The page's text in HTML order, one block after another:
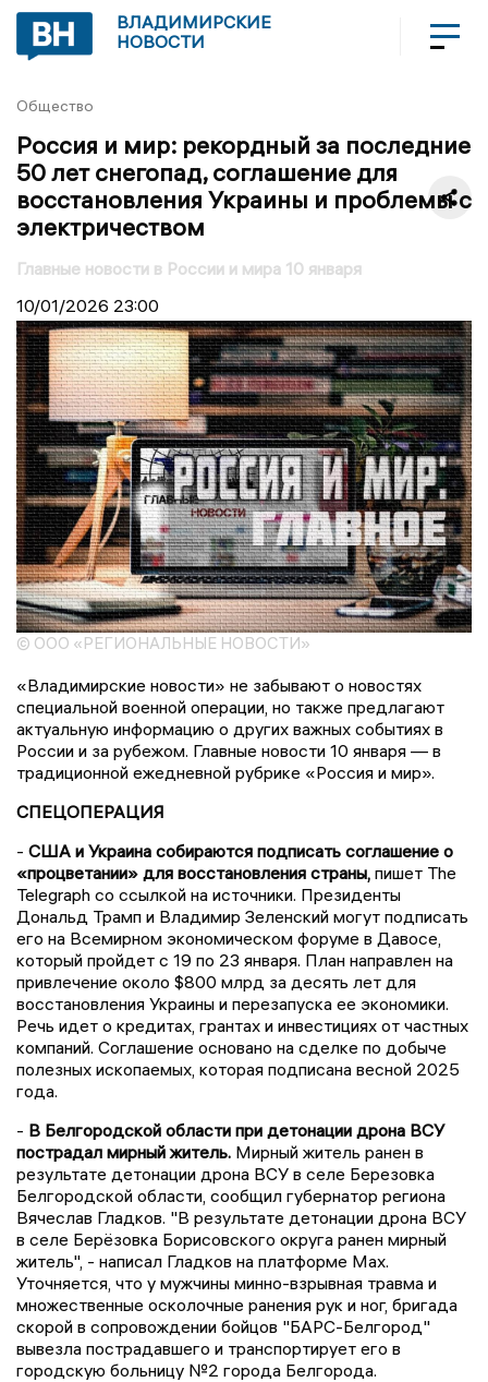
ВЛАДИМИРСКИЕ
НОВОСТИ
Общество
Россия и мир: рекордный за последние
50 лет снегопад, соглашение для
восстановления Украины и проблемы с
электричеством
Главные новости в России и мира 10 января
10/01/2026 23:00
© ООО «РЕГИОНАЛЬНЫЕ НОВОСТИ»
«Владимирские новости» не забывают о новостях
специальной военной операции, но также предлагают
актуальную информацию о других важных событиях в
России и за рубежом. Главные новости 10 января — в
традиционной ежедневной рубрике «Россия и мир».
СПЕЦОПЕРАЦИЯ
- США и Украина собираются подписать соглашение о
«процветании» для восстановления страны, пишет The
Telegraph со ссылкой на источники. Президенты
Дональд Трамп и Владимир Зеленский могут подписать
его на Всемирном экономическом форуме в Давосе,
который пройдет с 19 по 23 января. План направлен на
привлечение около $800 млрд за десять лет для
восстановления Украины и перезапуска ее экономики.
Речь идет о кредитах, грантах и инвестициях от частных
компаний. Соглашение основано на сделке по добыче
полезных ископаемых, которая подписана весной 2025
года.
- В Белгородской области при детонации дрона ВСУ
пострадал мирный житель. Мирный житель ранен в
результате детонации дрона ВСУ в селе Березовка
Белгородской области, сообщил губернатор региона
Вячеслав Гладков. "В результате детонации дрона ВСУ
в селе Берёзовка Борисовского округа ранен мирный
житель", - написал Гладков на платформе Max.
Уточняется, что у мужчины минно-взрывная травма и
множественные осколочные ранения рук и ног, бригада
скорой в сопровождении бойцов "БАРС-Белгород"
вывезла пострадавшего и транспортирует его в
городскую больницу №2 города Белгорода.